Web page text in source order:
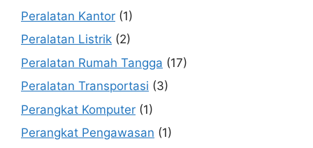
Peralatan Kantor (1)
Peralatan Listrik (2)
Peralatan Rumah Tangga (17)
Peralatan Transportasi (3)
Perangkat Komputer (1)
Perangkat Pengawasan (1)